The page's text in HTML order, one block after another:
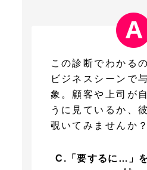
この診断でわかる
ビジネスシーンで
象。顧客や上司が
うに見ているか、
覗いてみませんか？
C.「要するに…」